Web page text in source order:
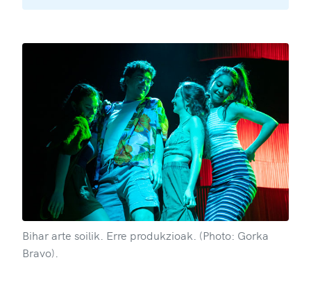
Bihar arte soilik. Erre produkzioak. (Photo: Gorka
Bravo).